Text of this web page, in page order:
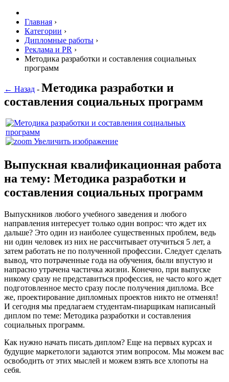
Главная ›
Категории ›
Дипломные работы ›
Реклама и PR ›
Методика разработки и составления социальных
программ
← Назад - Методика разработки и
составления социальных программ
Увеличить изображение
Выпускная квалификационная работа
на тему: Методика разработки и
составления социальных программ
Выпускников любого учебного заведения и любого
направления интересует только один вопрос: что ждет их
дальше? Это один из наиболее существенных проблем, ведь
ни один человек из них не рассчитывает отучиться 5 лет, а
затем работать не по полученной профессии. Следует сделать
вывод, что потраченные года на обучения, были впустую и
напрасно утрачена частичка жизни. Конечно, при выпуске
никому сразу не представиться профессия, не часто кого ждет
подготовленное место сразу после получения диплома. Все
же, проектирование дипломных проектов никто не отменял!
И сегодня мы предлагаем студентам-пиарщикам написаный
диплом по теме: Методика разработки и составления
социальных программ.
Как нужно начать писать диплом? Еще на первых курсах и
будущие маркетологи задаются этим вопросом. Мы можем вас
освободить от этих мыслей и можем взять все хлопоты на
себя.